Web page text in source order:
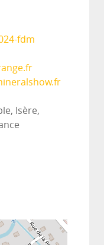
fdm
Isère,